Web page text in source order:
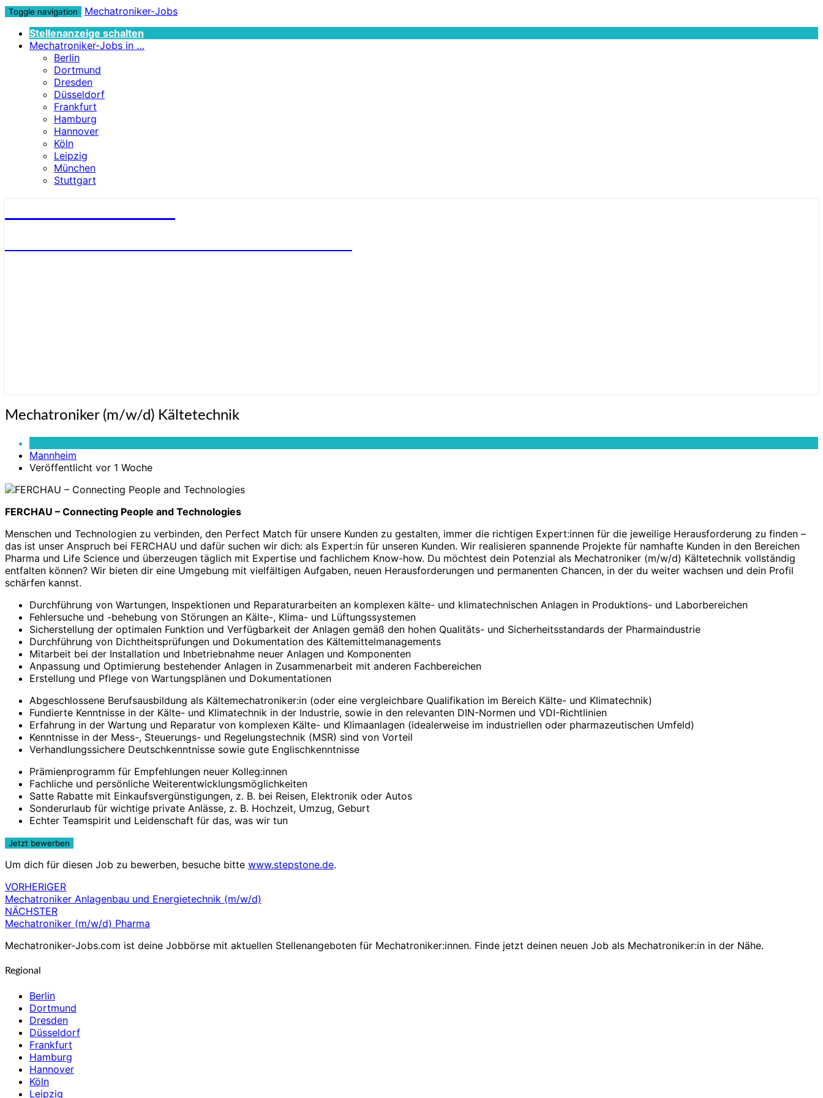
Toggle navigation
Mechatroniker-Jobs
Stellenanzeige schalten
Mechatroniker-Jobs in …
Berlin
Dortmund
Dresden
Düsseldorf
Frankfurt
Hamburg
Hannover
Köln
Leipzig
München
Stuttgart
Mechatroniker
Kältetechnik
Mechatroniker (m/w/d) Kältetechnik
Mannheim
Veröffentlicht vor 1 Woche
FERCHAU – Connecting People and Technologies
Menschen und Technologien zu verbinden, den Perfect Match für unsere Kunden zu gestalten, immer die richtigen Expert:innen für die jeweilige Herausforderung zu finden –
das ist unser Anspruch bei FERCHAU und dafür suchen wir dich: als Expert:in für unseren Kunden. Wir realisieren spannende Projekte für namhafte Kunden in den Bereichen
Pharma und Life Science und überzeugen täglich mit Expertise und fachlichem Know-how. Du möchtest dein Potenzial als Mechatroniker (m/w/d) Kältetechnik vollständig
entfalten können? Wir bieten dir eine Umgebung mit vielfältigen Aufgaben, neuen Herausforderungen und permanenten Chancen, in der du weiter wachsen und dein Profil
schärfen kannst.
Durchführung von Wartungen, Inspektionen und Reparaturarbeiten an komplexen kälte- und klimatechnischen Anlagen in Produktions- und Laborbereichen
Fehlersuche und -behebung von Störungen an Kälte-, Klima- und Lüftungssystemen
Sicherstellung der optimalen Funktion und Verfügbarkeit der Anlagen gemäß den hohen Qualitäts- und Sicherheitsstandards der Pharmaindustrie
Durchführung von Dichtheitsprüfungen und Dokumentation des Kältemittelmanagements
Mitarbeit bei der Installation und Inbetriebnahme neuer Anlagen und Komponenten
Anpassung und Optimierung bestehender Anlagen in Zusammenarbeit mit anderen Fachbereichen
Erstellung und Pflege von Wartungsplänen und Dokumentationen
Abgeschlossene Berufsausbildung als Kältemechatroniker:in (oder eine vergleichbare Qualifikation im Bereich Kälte- und Klimatechnik)
Fundierte Kenntnisse in der Kälte- und Klimatechnik in der Industrie, sowie in den relevanten DIN-Normen und VDI-Richtlinien
Erfahrung in der Wartung und Reparatur von komplexen Kälte- und Klimaanlagen (idealerweise im industriellen oder pharmazeutischen Umfeld)
Kenntnisse in der Mess-, Steuerungs- und Regelungstechnik (MSR) sind von Vorteil
Verhandlungssichere Deutschkenntnisse sowie gute Englischkenntnisse
Prämienprogramm für Empfehlungen neuer Kolleg:innen
Fachliche und persönliche Weiterentwicklungsmöglichkeiten
Satte Rabatte mit Einkaufsvergünstigungen, z. B. bei Reisen, Elektronik oder Autos
Sonderurlaub für wichtige private Anlässe, z. B. Hochzeit, Umzug, Geburt
Echter Teamspirit und Leidenschaft für das, was wir tun
Um dich für diesen Job zu bewerben, besuche bitte www.stepstone.de.
Beitragsnavigation
VORHERIGER
Mechatroniker Anlagenbau und Energietechnik (m/w/d)
NÄCHSTER
Mechatroniker (m/w/d) Pharma
Mechatroniker-Jobs.com ist deine Jobbörse mit aktuellen Stellenangeboten für Mechatroniker:innen. Finde jetzt deinen neuen Job als Mechatroniker:in in der Nähe.
Regional
Berlin
Dortmund
Dresden
Düsseldorf
Frankfurt
Hamburg
Hannover
Köln
Leipzig